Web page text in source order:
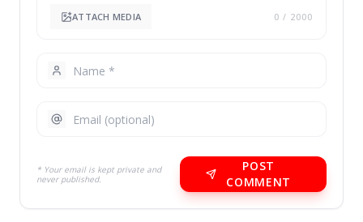
ATTACH MEDIA 0 / 2000
* Your email is kept private and
never published.
POST
COMMENT